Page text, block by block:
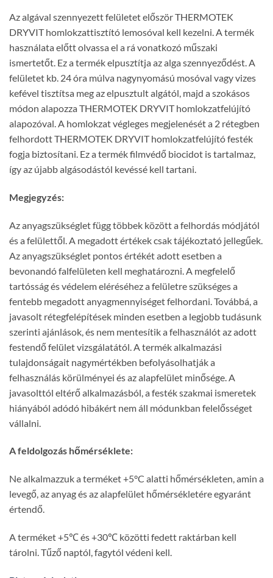
Az algával szennyezett felületet először THERMOTEK
DRYVIT homlokzattisztító lemosóval kell kezelni. A termék
használata előtt olvassa el a rá vonatkozó műszaki
ismertetőt. Ez a termék elpusztítja az alga szennyeződést. A
felületet kb. 24 óra múlva nagynyomású mosóval vagy vizes
kefével tisztítsa meg az elpusztult algától, majd a szokásos
módon alapozza THERMOTEK DRYVIT homlokzatfelújító
alapozóval. A homlokzat végleges megjelenését a 2 rétegben
felhordott THERMOTEK DRYVIT homlokzatfelújító festék
fogja biztosítani. Ez a termék filmvédő biocidot is tartalmaz,
így az újabb algásodástól kevéssé kell tartani.
Megjegyzés:
Az anyagszükséglet függ többek között a felhordás módjától
és a felülettől. A megadott értékek csak tájékoztató jellegűek.
Az anyagszükséglet pontos értékét adott esetben a
bevonandó falfelületen kell meghatározni. A megfelelő
tartósság és védelem eléréséhez a felületre szükséges a
fentebb megadott anyagmennyiséget felhordani. Továbbá, a
javasolt rétegfelépítések minden esetben a legjobb tudásunk
szerinti ajánlások, és nem mentesítik a felhasználót az adott
festendő felület vizsgálatától. A termék alkalmazási
tulajdonságait nagymértékben befolyásolhatják a
felhasználás körülményei és az alapfelület minősége. A
javasolttól eltérő alkalmazásból, a festék szakmai ismeretek
hiányából adódó hibákért nem áll módunkban felelősséget
vállalni.
A feldolgozás hőmérséklete:
Ne alkalmazzuk a terméket +5°C alatti hőmérsékleten, amin a
levegő, az anyag és az alapfelület hőmérsékletére egyaránt
értendő.
A terméket +5℃ és +30℃ közötti fedett raktárban kell
tárolni. Tűző naptól, fagytól védeni kell.